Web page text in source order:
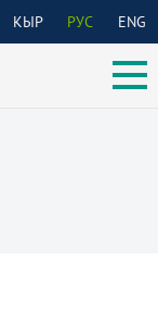
КЫР РУС ENG